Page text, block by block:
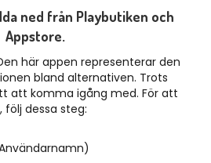
ned från Playbutiken och
Appstore.
här appen representerar den
bland alternativen. Trots
att komma igång med. För att
följ dessa steg: